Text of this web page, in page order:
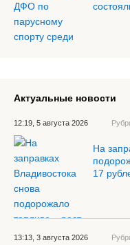
Актуальные новости
12:19, 5 августа 2026
На
17
13:13, 3 августа 2026